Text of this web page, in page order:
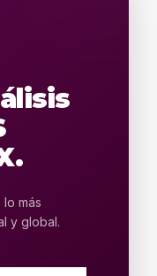
lo más
y global.